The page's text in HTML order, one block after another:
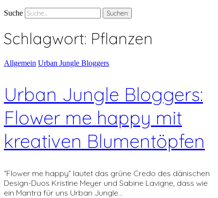
Suche
Schlagwort: Pflanzen
Allgemein Urban Jungle Bloggers
Urban Jungle Bloggers:
Flower me happy mit
kreativen Blumentöpfen
“Flower me happy” lautet das grüne Credo des dänischen
Design-Duos Kristine Meyer und Sabine Lavigne, dass wie
ein Mantra für uns Urban Jungle…